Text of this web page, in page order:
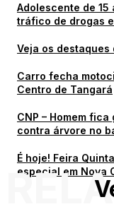
Adolescente de
tráfico de drogas
Veja os destaques
Carro fecha
Centro de Tangará
CNP – Homem
contra árvore no
É hoje! Feira
especial em Nova